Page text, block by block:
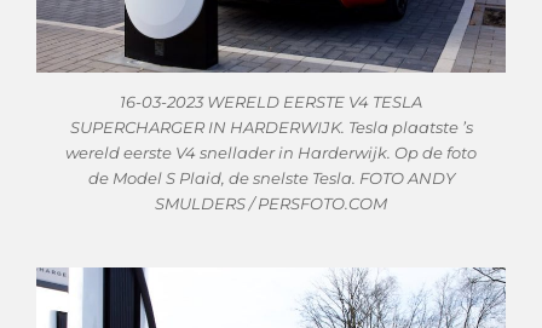
16-03-2023 WERELD EERSTE V4 TESLA
SUPERCHARGER IN HARDERWIJK. Tesla plaatste ’s
wereld eerste V4 snellader in Harderwijk. Op de foto
de Model S Plaid, de snelste Tesla. FOTO ANDY
SMULDERS / PERSFOTO.COM